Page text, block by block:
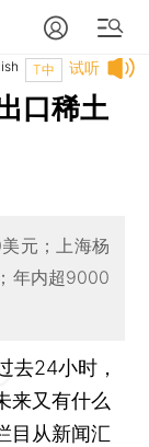
试听
T中
口稀土
元；上海杨
年内超9000
去24小时，
来又有什么
目从新闻汇